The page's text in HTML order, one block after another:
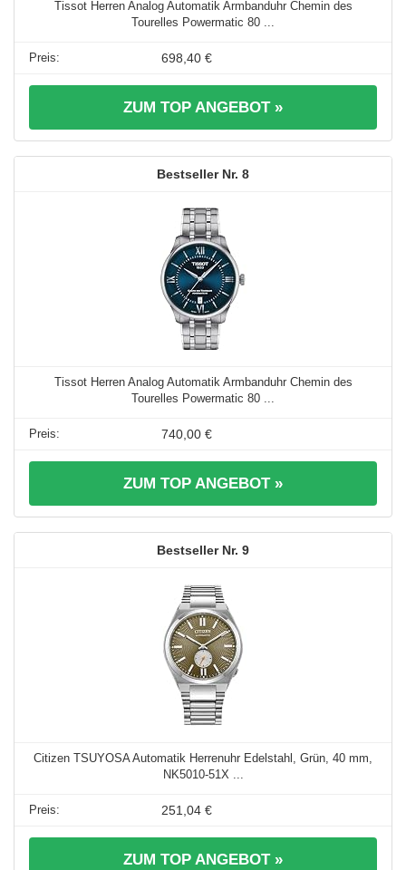
Tissot Herren Analog Automatik Armbanduhr Chemin des
Tourelles Powermatic 80 ...
698,40 €
ZUM TOP ANGEBOT »
8
Tissot Herren Analog Automatik Armbanduhr Chemin des
Tourelles Powermatic 80 ...
740,00 €
ZUM TOP ANGEBOT »
9
Citizen TSUYOSA Automatik Herrenuhr Edelstahl, Grün, 40 mm,
NK5010-51X ...
251,04 €
ZUM TOP ANGEBOT »